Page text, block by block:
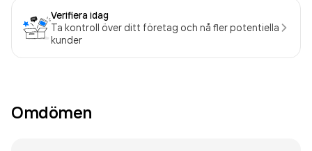
Verifiera idag
Ta kontroll över ditt företag och nå fler potentiella
kunder
Omdömen